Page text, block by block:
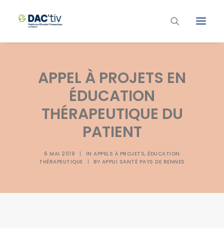
Plateforme ETP
Liste des programmes et actions
Les formations ETP
Contacts
APPEL À PROJETS EN
ÉDUCATION
THÉRAPEUTIQUE DU
PATIENT
6 MAI 2019 | INAPPELS À PROJETS, ÉDUCATION
THÉRAPEUTIQUE
| BY APPUI SANTÉ PAYS DE RENNES